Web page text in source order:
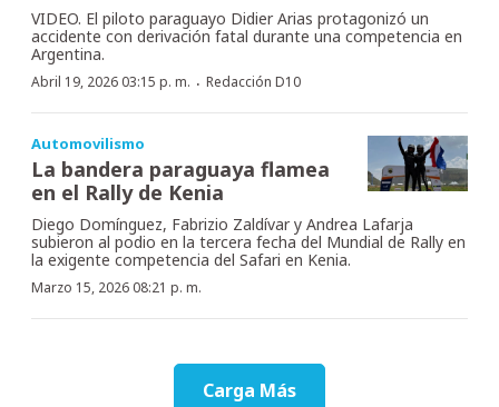
VIDEO. El piloto paraguayo Didier Arias protagonizó un
accidente con derivación fatal durante una competencia en
Argentina.
Abril 19, 2026 03:15 p. m. · Redacción D10
Automovilismo
La bandera paraguaya flamea
en el Rally de Kenia
Diego Domínguez, Fabrizio Zaldívar y Andrea Lafarja
subieron al podio en la tercera fecha del Mundial de Rally en
la exigente competencia del Safari en Kenia.
Marzo 15, 2026 08:21 p. m.
Carga Más